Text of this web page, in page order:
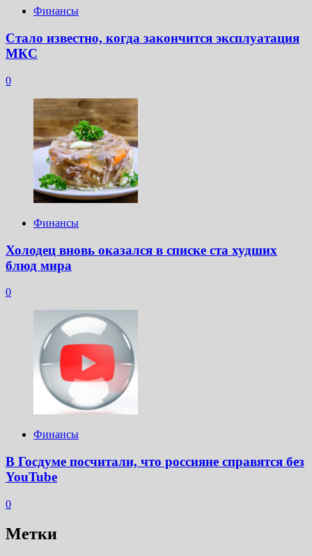
Финансы
Стало известно, когда закончится эксплуатация
МКС
0
Финансы
Холодец вновь оказался в списке ста худших
блюд мира
0
Финансы
В Госдуме посчитали, что россияне справятся без
YouTube
0
Метки